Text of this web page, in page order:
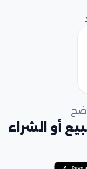
أو الشراء